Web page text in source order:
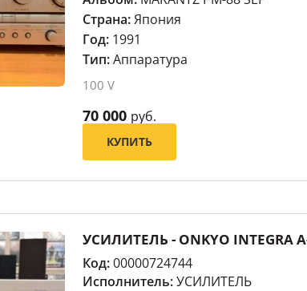
Страна:Япония
Год: 1991
Тип:Аппаратура
100 V
70 000 руб.
КУПИТЬ
УСИЛИТЕЛЬ - ONKYO INTEGRA
Код:00000724744
Исполнитель:УСИЛИТЕЛЬ